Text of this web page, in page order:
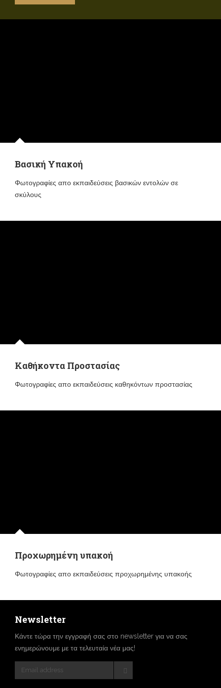
Βασική Υπακοή
Φωτογραφίες απο εκπαιδεύσεις βασικών εντολών σε
σκύλους
Καθήκοντα Προστασίας
Φωτογραφίες απο εκπαιδεύσεις καθηκόντων προστασίας
Προχωρημένη υπακοή
Φωτογραφίες απο εκπαιδεύσεις προχωρημένης υπακοής
Newsletter
Κάντε τώρα την εγγραφή σας στο newsletter για να σας
ενημερώνουμε με τα τελευταία νέα μας!